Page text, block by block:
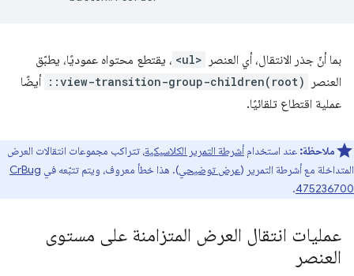
بما أنّ جذر الانتقال، أي العنصر <ul> ، يقتطع محتواه عموديًا، يطبّق
العنصر
::view-transition-group-children(root)
أيضًا
عملية اقتطاع تلقائيًا.
ملاحظة: عند استخدام أشرطة التمرير الكلاسيكية، تتراكب مجموعات انتقالات العرض
المتداخلة مع أشرطة التمرير (عرض توضيحي). هذا خطأ معروف، ويتم تتبّعه في CrBug
475236700
.
عمليات انتقال العرض المتزامنة على مستوى
العنصر